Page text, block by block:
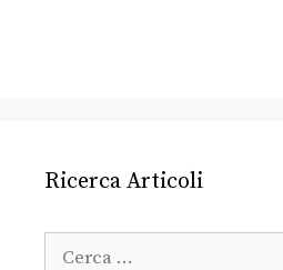
Ricerca Articoli